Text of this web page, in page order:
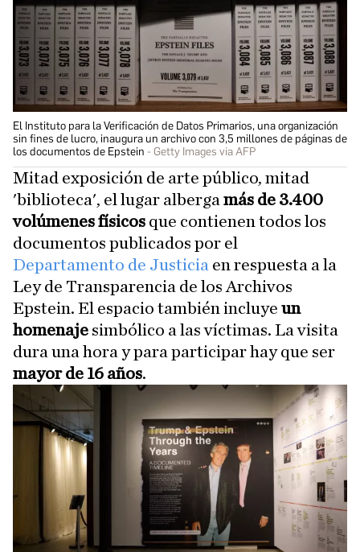
El Instituto para la Verificación de Datos Primarios, una organización
sin fines de lucro, inaugura un archivo con 3,5 millones de páginas de
los documentos de Epstein
Getty Images via AFP
Mitad exposición de arte público, mitad
'biblioteca', el lugar alberga más de 3.400
volúmenes físicos que contienen todos los
documentos publicados por el
Departamento de Justicia en respuesta a la
Ley de Transparencia de los Archivos
Epstein. El espacio también incluye un
homenaje simbólico a las víctimas. La visita
dura una hora y para participar hay que ser
mayor de 16 años.